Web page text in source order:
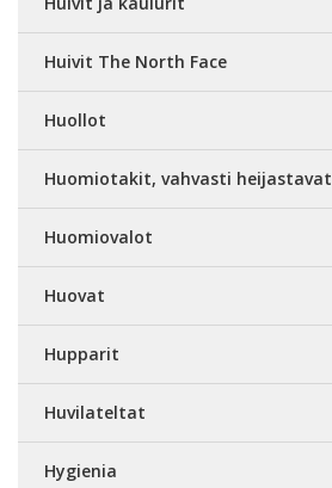
Huivit The North Face
Huollot
Huomiotakit, vahvasti heijastavat
Huomiovalot
Huovat
Hupparit
Huvilateltat
Hygienia